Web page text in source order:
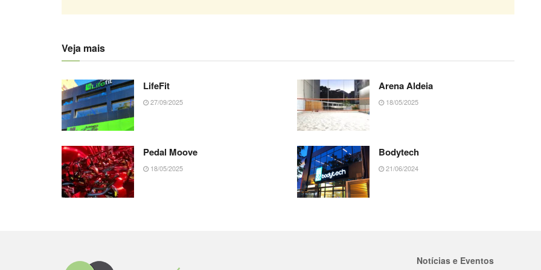
Veja mais
LifeFit
27/09/2025
Arena Aldeia
18/05/2025
Pedal Moove
18/05/2025
Bodytech
21/06/2024
Notícias e Eventos